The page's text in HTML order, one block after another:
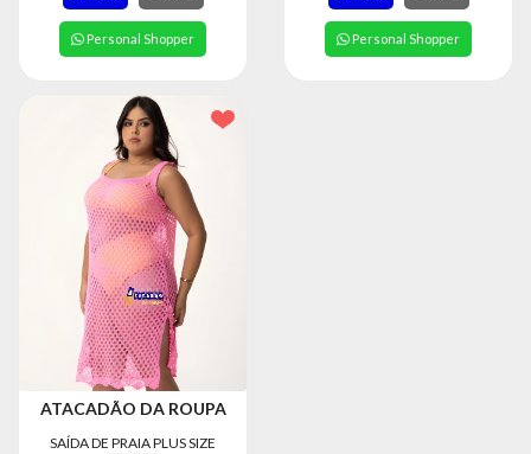
PROMOÇÕES
Personal Shopper Personal Shopper
ATACADÃO DA ROUPA
SAÍDA DE PRAIA PLUS SIZE